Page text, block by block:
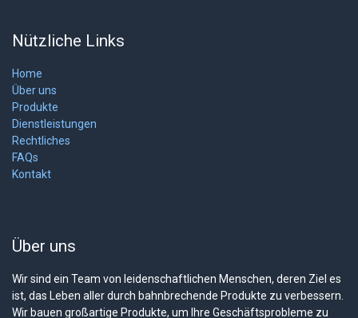
Nützliche Links
Home
Über uns
Produkte
Dienstleistungen
Rechtliches
FAQs
Kontakt
Über uns
Wir sind ein Team von leidenschaftlichen Menschen, deren Ziel es
ist, das Leben aller durch bahnbrechende Produkte zu verbessern.
Wir bauen großartige Produkte, um Ihre Geschäftsprobleme zu